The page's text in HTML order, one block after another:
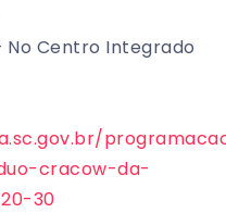
No Centro Integrado
cracow-da-
30